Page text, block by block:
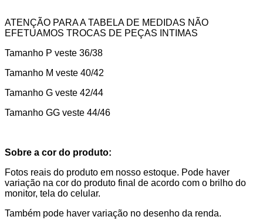
ATENÇÃO PARA A TABELA DE MEDIDAS NÃO
EFETUAMOS TROCAS DE PEÇAS INTIMAS
Tamanho P veste 36/38
Tamanho M veste 40/42
Tamanho G veste 42/44
Tamanho GG veste 44/46
Sobre a cor do produto:
Fotos reais do produto em nosso estoque. Pode haver
variação na cor do produto final de acordo com o brilho do
monitor, tela do celular.
Também pode haver variação no desenho da renda.